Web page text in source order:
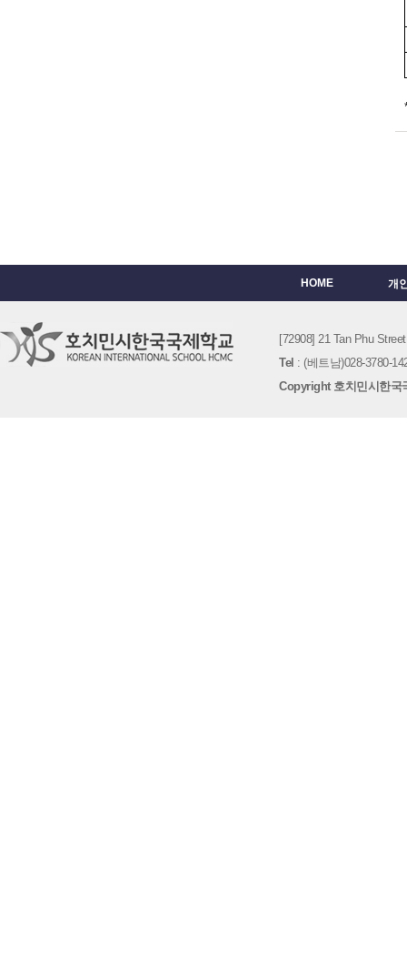
HOME 개
[72908] 21 Tan Phu
Tel : (베트남)028-3780-
Copyright 호치민시한국